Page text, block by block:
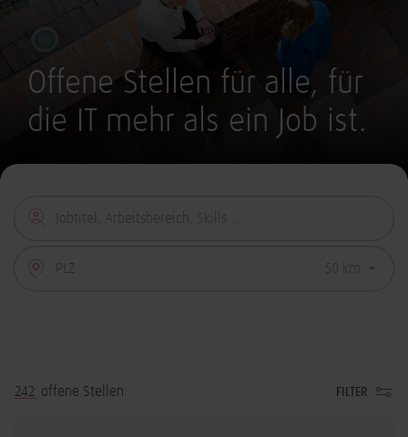
Offene Stellen für alle, für
die IT mehr als ein Job ist.
242 offene Stellen FILTER